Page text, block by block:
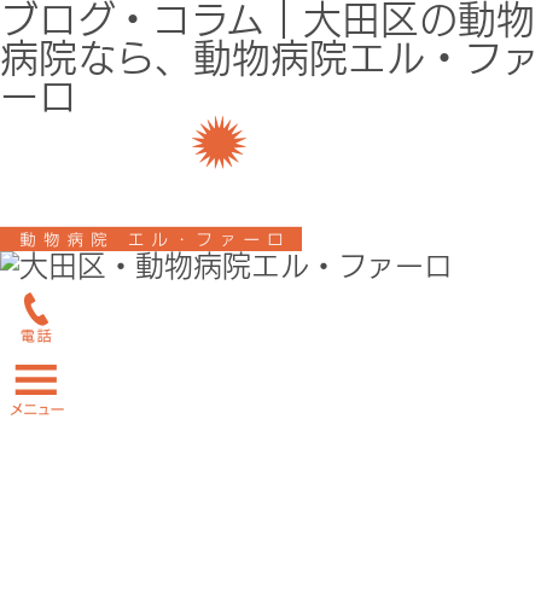
ブログ・コラム｜大田区の動物
病院なら、動物病院エル・ファ
ーロ